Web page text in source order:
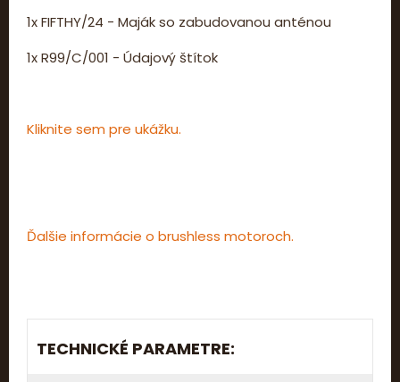
1x FIFTHY/24 - Maják so zabudovanou anténou
1x R99/C/001 - Údajový štítok
Kliknite sem pre ukážku.
Ďalšie informácie o brushless motoroch.
TECHNICKÉ PARAMETRE: